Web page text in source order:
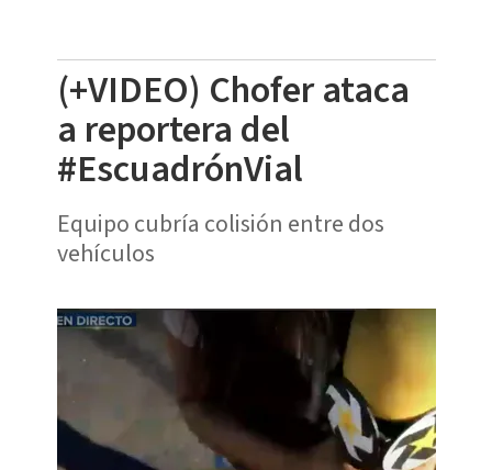
(+VIDEO) Chofer ataca
a reportera del
#EscuadrónVial
Equipo cubría colisión entre dos
vehículos